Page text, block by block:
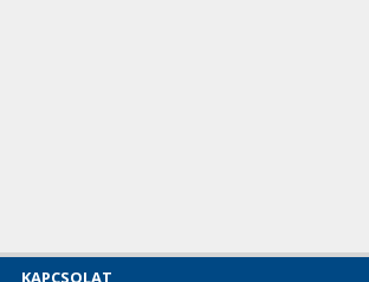
KAPCSOLAT